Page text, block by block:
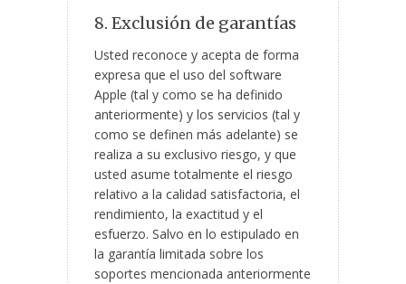
8. Exclusión de garantías
Usted reconoce y acepta de forma
expresa que el uso del software
Apple (tal y como se ha definido
anteriormente) y los servicios (tal y
como se definen más adelante) se
realiza a su exclusivo riesgo, y que
usted asume totalmente el riesgo
relativo a la calidad satisfactoria, el
rendimiento, la exactitud y el
esfuerzo. Salvo en lo estipulado en
la garantía limitada sobre los
soportes mencionada anteriormente